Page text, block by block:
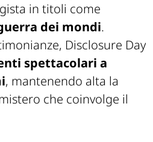
in titoli come
dei mondi.
Disclosure Day
spettacolari a
, mantenendo alta la
che coinvolge il